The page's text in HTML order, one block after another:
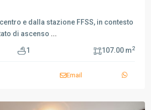
e dalla stazione FFSS, in contesto
di ascenso ...
1 107.00 m2
Email